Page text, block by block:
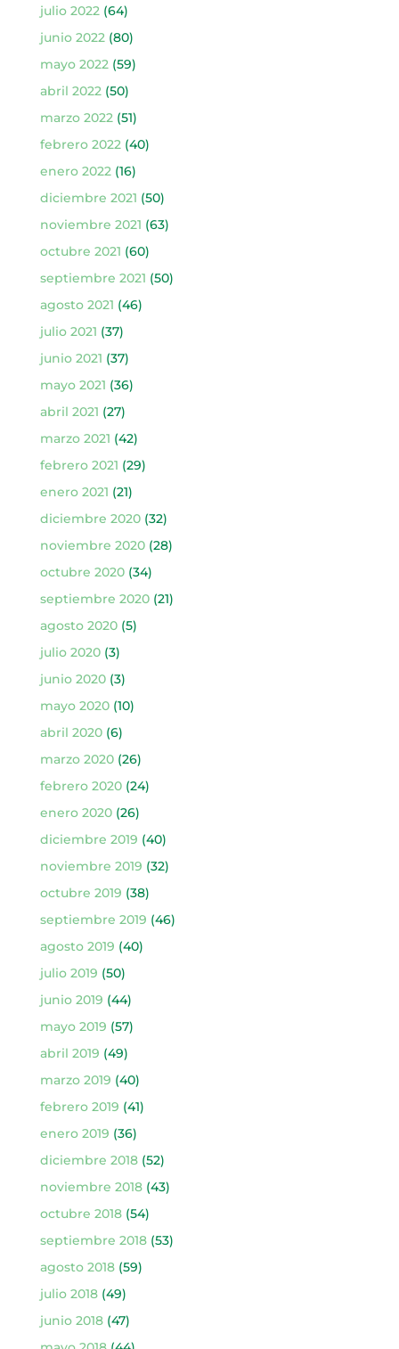
julio 2022(64)
junio 2022(80)
mayo 2022(59)
abril 2022(50)
marzo 2022(51)
febrero 2022(40)
enero 2022(16)
diciembre 2021 (50)
noviembre 2021 (63)
octubre 2021 (60)
septiembre 2021 (50)
agosto 2021 (46)
julio 2021 (37)
junio 2021 (37)
mayo 2021 (36)
abril 2021 (27)
marzo 2021 (42)
febrero 2021 (29)
enero 2021 (21)
diciembre 2020(32)
noviembre 2020(28)
octubre 2020(34)
septiembre 2020(21)
agosto 2020(5)
julio 2020(3)
junio 2020(3)
mayo 2020(10)
abril 2020(6)
marzo 2020(26)
febrero 2020(24)
enero 2020(26)
diciembre 2019 (40)
noviembre 2019 (32)
octubre 2019 (38)
septiembre 2019 (46)
agosto 2019 (40)
julio 2019 (50)
junio 2019 (44)
mayo 2019 (57)
abril 2019 (49)
marzo 2019 (40)
febrero 2019 (41)
enero 2019 (36)
diciembre 2018(52)
noviembre 2018(43)
octubre 2018(54)
septiembre 2018(53)
agosto 2018(59)
julio 2018(49)
junio 2018(47)